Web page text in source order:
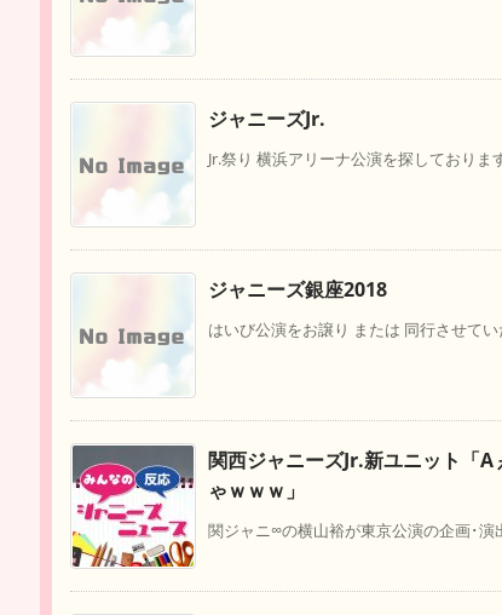
ジャニーズJr.
Jr.祭り 横浜アリーナ公演を探しておりま
ジャニーズ銀座2018
はいび公演をお譲り または 同行させて
関西ジャニーズJr.新ユニット「
ゃｗｗｗ」
関ジャニ∞の横山裕が東京公演の企画･